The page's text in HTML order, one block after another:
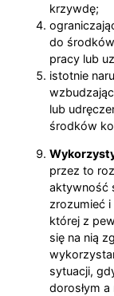
krzywdę;
do
pracy lub
istotnie
lub
środków
przez to
aktywność
zrozumieć
której z
się na nią
sytuacji,
dorosłym a